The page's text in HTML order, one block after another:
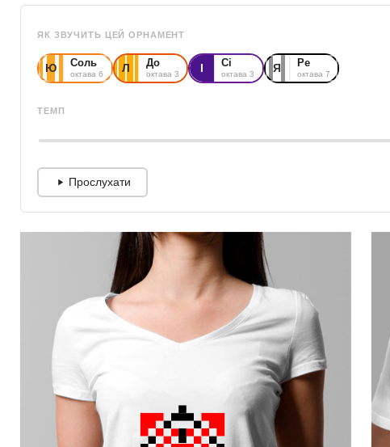
ЯК ЗВУЧИТЬ ЦЕЙ ОРНАМЕНТ
Ю Соль
октава 6 Л До
октава 3 І Сі
октава 3 Я Ре
октава 7
ТЕМП
Прослухати